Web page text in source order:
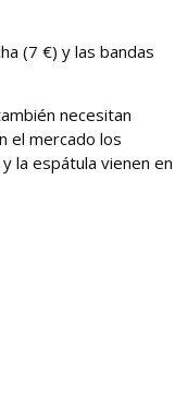
(7 €) y las bandas
necesitan
el mercado los
la espátula vienen en